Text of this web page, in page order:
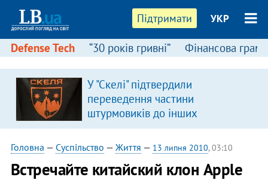
Підтримати УКР
Defense Tech “30 років гривні” Фінансова
У "Скелі" підтвердили
переведення частини
штурмовиків до інших
підрозділів
Головна — Суспільство — Життя — 13 липня 2010, 03:10
Встречайте китайский клон Apple